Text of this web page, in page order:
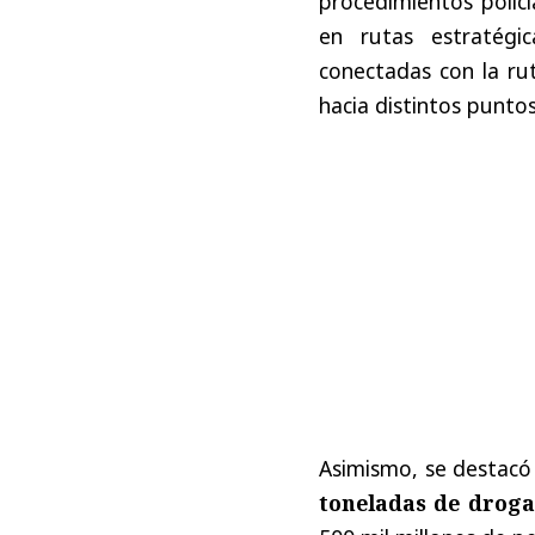
en rutas
conectadas con la
hacia distintos
Asimismo, se
toneladas de